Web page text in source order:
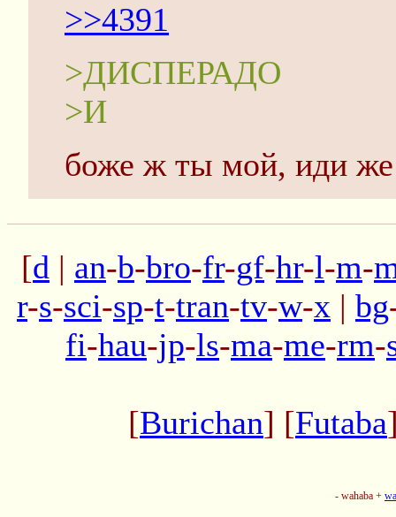
>>4391
>ДИСПЕРАДО
>И
боже ж ты мой, иди
[d | an-b-bro-fr-gf-hr-l-m-
r-s-sci-sp-t-tran-tv-w-x | bg
fi-hau-jp-ls-ma-me-rm-
[Burichan] [Futaba
- wahaba +